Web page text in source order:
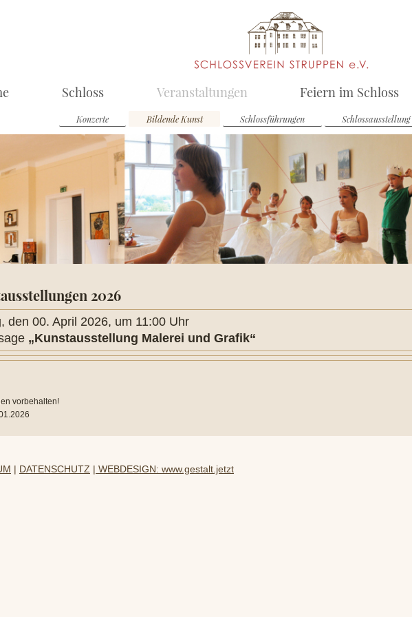
Schloss Veranstaltungen Feiern im Schloss
Konzerte Bildende Kunst Schlossführungen Schlossausstellung
2026
den 00. April 2026, um 11:00 Uhr
„Kunstausstellung Malerei und Grafik“
vorbehalten!
| DATENSCHUTZ | WEBDESIGN: www.gestalt.jetzt